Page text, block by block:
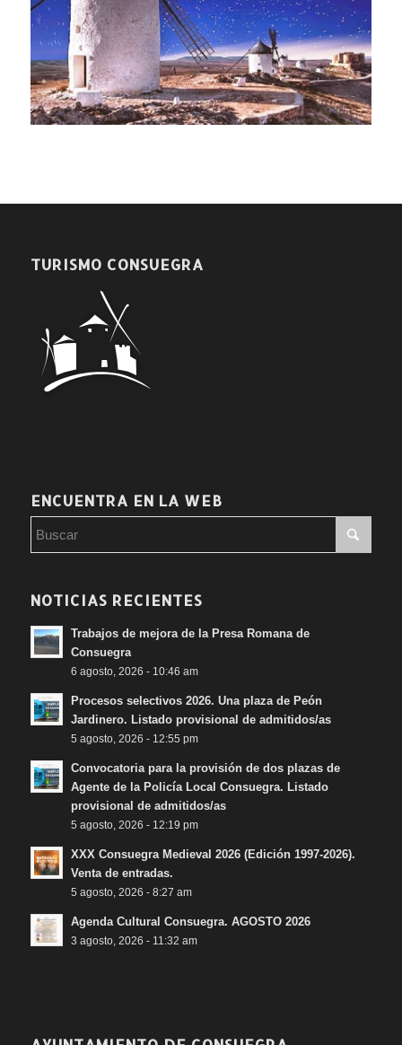
TURISMO CONSUEGRA
ENCUENTRA EN LA WEB
NOTICIAS RECIENTES
Trabajos de mejora de la Presa Romana de
Consuegra
6 agosto, 2026 - 10:46 am
Procesos selectivos 2026. Una plaza de Peón
Jardinero. Listado provisional de admitidos/as
5 agosto, 2026 - 12:55 pm
Convocatoria para la provisión de dos plazas de
Agente de la Policía Local Consuegra. Listado
provisional de admitidos/as
5 agosto, 2026 - 12:19 pm
XXX Consuegra Medieval 2026 (Edición 1997-2026).
Venta de entradas.
5 agosto, 2026 - 8:27 am
Agenda Cultural Consuegra. AGOSTO 2026
3 agosto, 2026 - 11:32 am